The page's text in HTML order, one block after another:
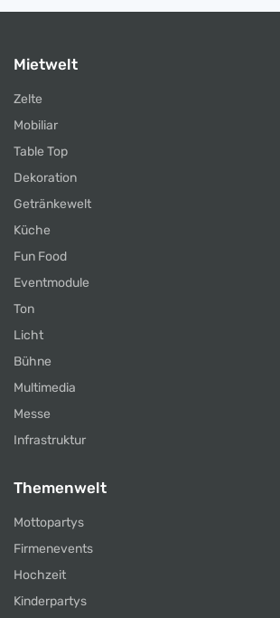
Mietwelt
Zelte
Mobiliar
Table Top
Dekoration
Getränkewelt
Küche
Fun Food
Eventmodule
Ton
Licht
Bühne
Multimedia
Messe
Infrastruktur
Themenwelt
Mottopartys
Firmenevents
Hochzeit
Kinderpartys